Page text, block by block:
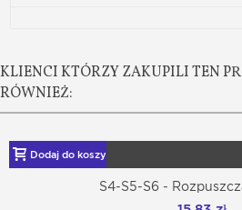
KLIENCI KTÓRZY ZAKUPILI TEN
RÓWNIEŻ:
Dodaj do koszyka
S4-S5-S6 -